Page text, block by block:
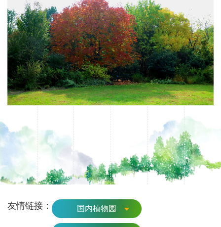
友情链接： 国内植物园